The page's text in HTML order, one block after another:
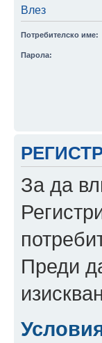
Влез
Потребителско име:
Парола:
За да
Преди